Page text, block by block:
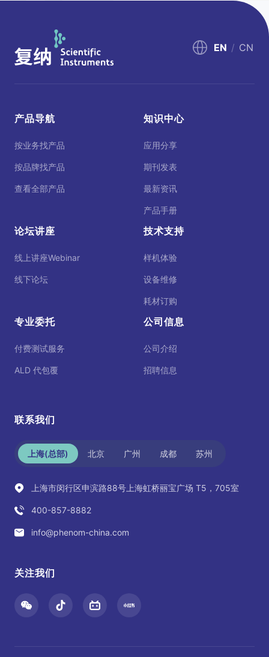
EN / CN
产品导航
按业务找产品
按品牌找产品
查看全部产品
知识中心
应用分享
期刊发表
最新资讯
产品手册
论坛讲座
线上讲座Webinar
线下论坛
技术支持
样机体验
设备维修
耗材订购
专业委托
付费测试服务
ALD 代包覆
公司信息
公司介绍
招聘信息
联系我们
上海(总部) 北京 广州 成都 苏州
上海市闵行区申滨路88号上海虹桥丽宝广场 T5，705室
400-857-8882
info@phenom-china.com
关注我们